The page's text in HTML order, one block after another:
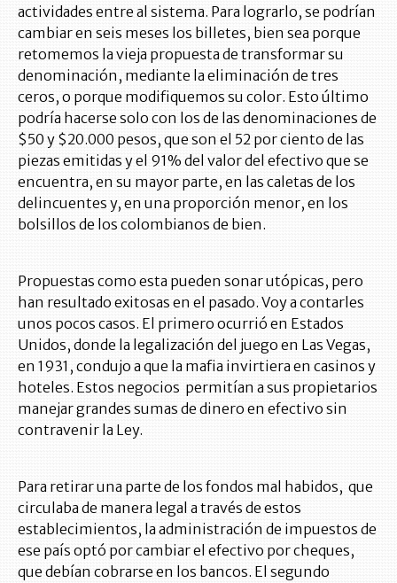
actividades entre al sistema. Para lograrlo, se podrían
cambiar en seis meses los billetes, bien sea porque
retomemos la vieja propuesta de transformar su
denominación, mediante la eliminación de tres
ceros, o porque modifiquemos su color. Esto último
podría hacerse solo con los de las denominaciones de
$50 y $20.000 pesos, que son el 52 por ciento de las
piezas emitidas y el 91% del valor del efectivo que se
encuentra, en su mayor parte, en las caletas de los
delincuentes y, en una proporción menor, en los
bolsillos de los colombianos de bien.
Propuestas como esta pueden sonar utópicas, pero
han resultado exitosas en el pasado. Voy a contarles
unos pocos casos. El primero ocurrió en Estados
Unidos, donde la legalización del juego en Las Vegas,
en 1931, condujo a que la mafia invirtiera en casinos y
hoteles. Estos negocios permitían a sus propietarios
manejar grandes sumas de dinero en efectivo sin
contravenir la Ley.
Para retirar una parte de los fondos mal habidos, que
circulaba de manera legal a través de estos
establecimientos, la administración de impuestos de
ese país optó por cambiar el efectivo por cheques,
que debían cobrarse en los bancos. El segundo